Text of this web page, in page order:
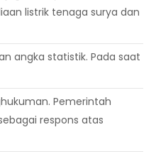
listrik tenaga surya dan
angka statistik. Pada saat
Pemerintah
respons atas